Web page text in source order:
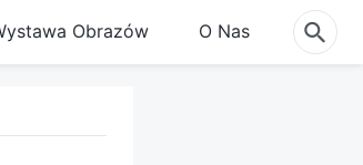
Obrazów O Nas